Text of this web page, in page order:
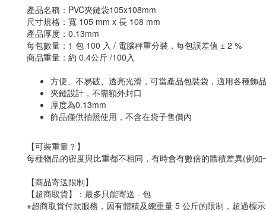
產品名稱：PVC夾鏈袋105x108mm
尺寸規格：寬 105 mm x 長 108 mm
產品厚度：0.13mm
每包數量：1 包 100 入 / 電腦秤重分裝，每包誤差值 ± 2 %
商品重量：約 0.4公斤 /100入
方便、不易破、透亮光滑，可當產品包裝袋，適用各種飾
夾鏈設計，不需額外封口
厚度為0.13mm
飾品僅供拍照使用，不含在袋子售價內
【可裝重量？】
每種物品的密度與比重都不相同，有時會有數倍的體積差異(例
【商品寄送限制】
【超商取貨】：最多只能寄送 - 包
※超商取貨付款服務，因有體積及總重量 5 公斤的限制，超過標